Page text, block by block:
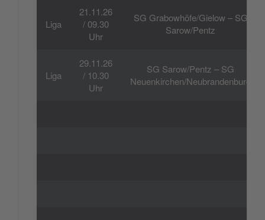
Liga
21.11.26
/ 09.30
Uhr
SG Grabowhöfe/Gielow – SG
Sarow/Pentz
Liga
29.11.26
/ 10.30
Uhr
SG Sarow/Pentz – SG
Neuenkirchen/Neubrandenburg